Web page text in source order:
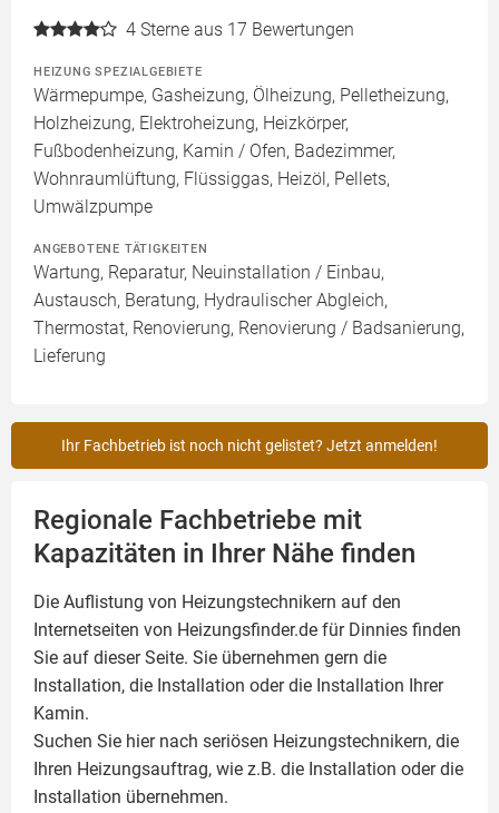
4 Sterne aus 17 Bewertungen
HEIZUNG SPEZIALGEBIETE
Wärmepumpe, Gasheizung, Ölheizung, Pelletheizung,
Holzheizung, Elektroheizung, Heizkörper,
Fußbodenheizung, Kamin / Ofen, Badezimmer,
Wohnraumlüftung, Flüssiggas, Heizöl, Pellets,
Umwälzpumpe
ANGEBOTENE TÄTIGKEITEN
Wartung, Reparatur, Neuinstallation / Einbau,
Austausch, Beratung, Hydraulischer Abgleich,
Thermostat, Renovierung, Renovierung / Badsanierung,
Lieferung
Ihr Fachbetrieb ist noch nicht gelistet? Jetzt anmelden!
Regionale Fachbetriebe mit
Kapazitäten in Ihrer Nähe finden
Die Auflistung von Heizungstechnikern auf den
Internetseiten von Heizungsfinder.de für Dinnies finden
Sie auf dieser Seite. Sie übernehmen gern die
Installation, die Installation oder die Installation Ihrer
Kamin.
Suchen Sie hier nach seriösen Heizungstechnikern, die
Ihren Heizungsauftrag, wie z.B. die Installation oder die
Installation übernehmen.